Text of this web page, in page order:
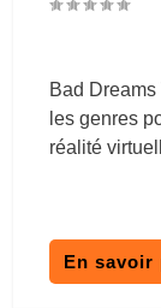
Bad
les genres
réalité
En savoir